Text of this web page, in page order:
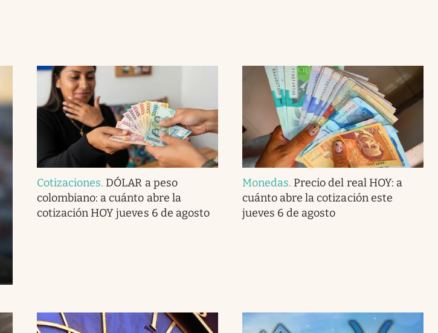
Cotizaciones. DÓLAR a peso
colombiano: a cuánto abre la
cotización HOY jueves 6 de agosto
Monedas. Precio del real HOY: a
cuánto abre la cotización este
jueves 6 de agosto